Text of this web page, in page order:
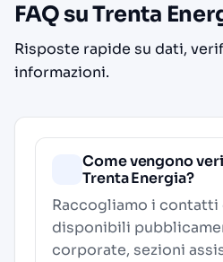
FAQ su Trenta
Risposte rapide su dati,
informazioni.
Come vengono
Trenta Energia?
Raccogliamo i
disponibili
corporate, sezioni